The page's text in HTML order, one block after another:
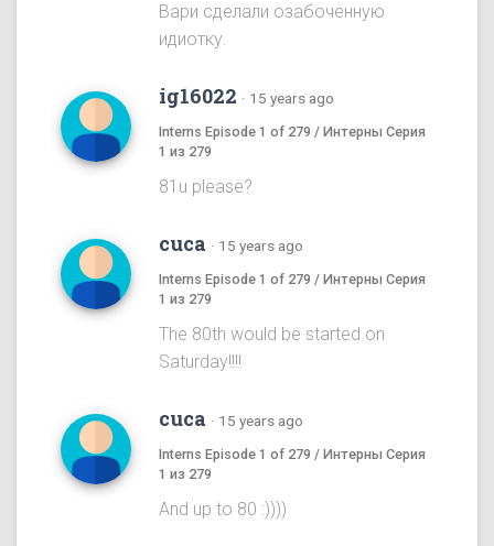
Вари сделали озабоченную
идиотку.
ig16022 · 15 years ago
Interns Episode 1 of 279 / Интерны Серия
1 из 279
81u please?
cuca · 15 years ago
Interns Episode 1 of 279 / Интерны Серия
1 из 279
The 80th would be started on
Saturday!!!!
cuca · 15 years ago
Interns Episode 1 of 279 / Интерны Серия
1 из 279
And up to 80 :))))